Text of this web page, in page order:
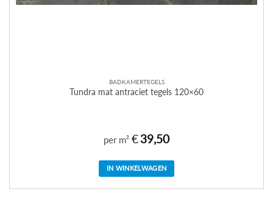
BADKAMERTEGELS
Tundra mat antraciet tegels 120×60
per m² €39,50
IN WINKELWAGEN